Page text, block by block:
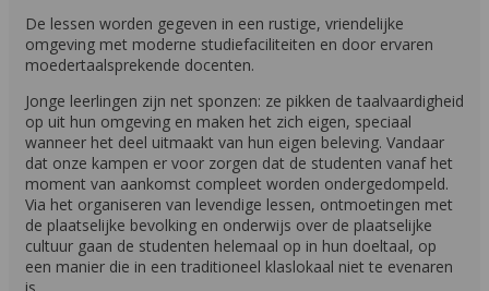
De lessen worden gegeven in een rustige, vriendelijke
omgeving met moderne studiefaciliteiten en door ervaren
moedertaalsprekende docenten.
Jonge leerlingen zijn net sponzen: ze pikken de taalvaardigheid
op uit hun omgeving en maken het zich eigen, speciaal
wanneer het deel uitmaakt van hun eigen beleving. Vandaar
dat onze kampen er voor zorgen dat de studenten vanaf het
moment van aankomst compleet worden ondergedompeld.
Via het organiseren van levendige lessen, ontmoetingen met
de plaatselijke bevolking en onderwijs over de plaatselijke
cultuur gaan de studenten helemaal op in hun doeltaal, op
een manier die in een traditioneel klaslokaal niet te evenaren